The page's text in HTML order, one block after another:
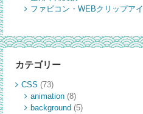
ファビコン・WEBクリップア
カテゴリー
CSS (73)
animation(8)
background (5)